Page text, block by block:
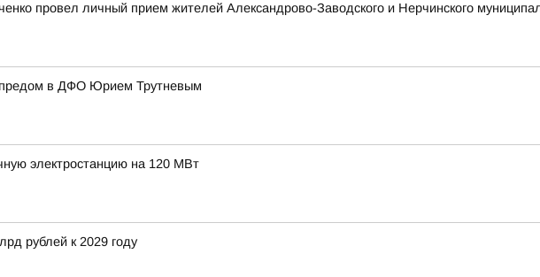
провел личный прием жителей Александрово-Заводского и Нерчинского
в ДФО Юрием Трутневым
электростанцию на 120 МВт
рублей к 2029 году